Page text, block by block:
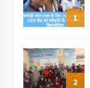
1
2